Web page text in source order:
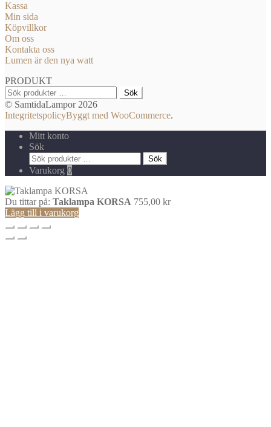
Kassa
Min sida
Köpvillkor
Om oss
Kontakta oss
Lumen är den nya watt
PRODUKT
Sök
efter:
Sök
© SamtidaLampor 2026
IntegritetspolicyByggt med WooCommerce.
Mitt konto
Sök
Sök
efter:
Sök
Varukorg 0
Du tittar på: Taklampa KORSA 755,00 kr
Lägg till i varukorg